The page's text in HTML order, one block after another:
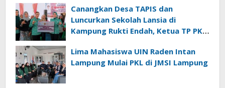
Canangkan Desa TAPIS dan
Luncurkan Sekolah Lansia di
Kampung Rukti Endah, Ketua TP PKK
SDM Dimulai dari Desa
Lima Mahasiswa UIN Raden Intan
Lampung Mulai PKL di JMSI Lampung